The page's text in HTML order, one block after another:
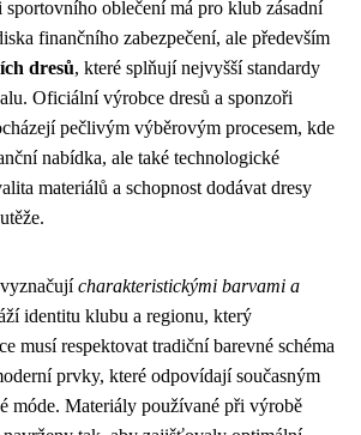
sportovního oblečení má pro klub zásadní
finančního zabezpečení, ale především
dresů, které splňují nejvyšší standardy
Oficiální výrobce dresů a sponzoři
pečlivým výběrovým procesem, kde
nabídka, ale také technologické
materiálů a schopnost dodávat dresy
charakteristickými barvami a
identitu klubu a regionu, který
musí respektovat tradiční barevné schéma
prvky, které odpovídají současným
móde. Materiály používané při výrobě